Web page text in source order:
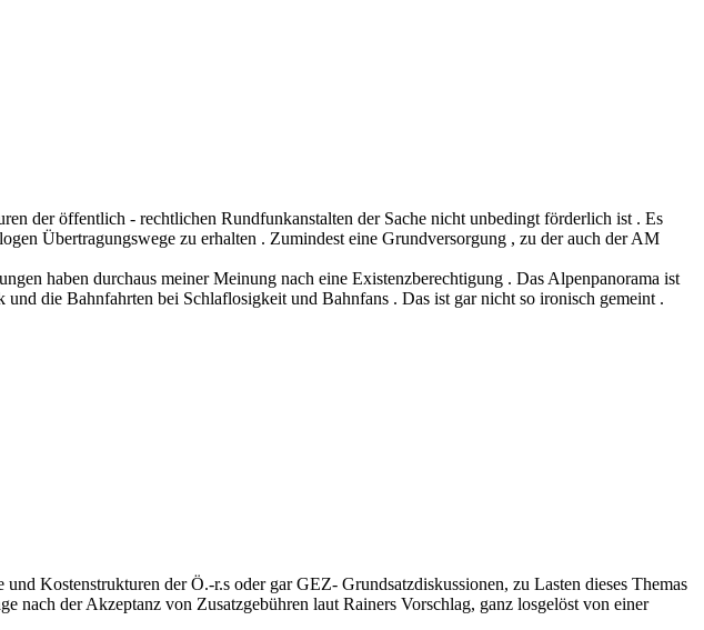
der öffentlich - rechtlichen Rundfunkanstalten der Sache nicht unbedingt förderlich ist . Es
Übertragungswege zu erhalten . Zumindest eine Grundversorgung , zu der auch der AM
haben durchaus meiner Meinung nach eine Existenzberechtigung . Das Alpenpanorama ist
die Bahnfahrten bei Schlaflosigkeit und Bahnfans . Das ist gar nicht so ironisch gemeint .
Kostenstrukturen der Ö.-r.s oder gar GEZ- Grundsatzdiskussionen, zu Lasten dieses Themas
nach der Akzeptanz von Zusatzgebühren laut Rainers Vorschlag, ganz losgelöst von einer